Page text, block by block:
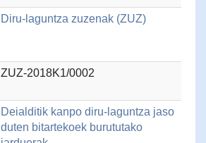
Diru-laguntza zuzenak (ZUZ)
ZUZ-2018K1/0002
Deialditik kanpo diru-laguntza jaso
duten bitartekoek burututako